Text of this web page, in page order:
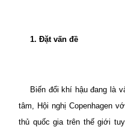
1. Đặt vấn đề
Biến đổi khí hậu đang là
tâm, Hội nghị Copenhagen
thủ quốc gia trên thế giới